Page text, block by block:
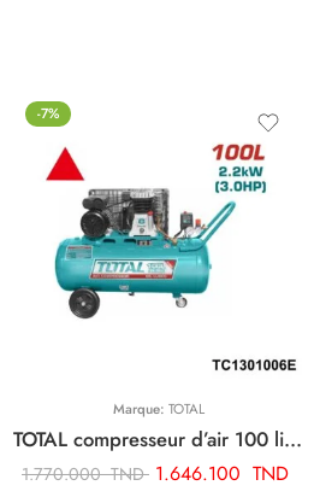
-7%
Marque: TOTAL
TOTAL compresseur d’air 100 litres 3cv TC1301006E
1.770.000TND 1.646.100 TND